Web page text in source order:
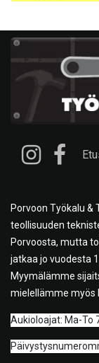
Porvoon Työkalu &
teollisuuden
Porvoosta, mutta
jatkaa jo vuodesta
Myymälämme
mielellämme myös
Aukioloajat: Ma-To